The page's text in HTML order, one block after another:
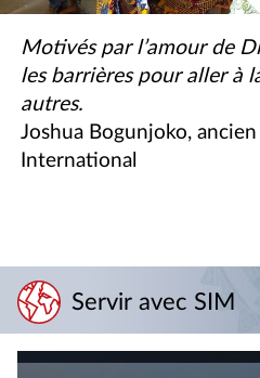
Motivés par l’amour de
les barrières pour aller à
autres.
Joshua Bogunjoko,
International
Servir avec SIM